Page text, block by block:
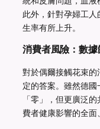
此外，針對孕婦工
生率有所上升。
消費者風險：數
對於偶爾接觸花束
定的答案。雖然德
「零」，但更廣泛
費者健康影響的全面